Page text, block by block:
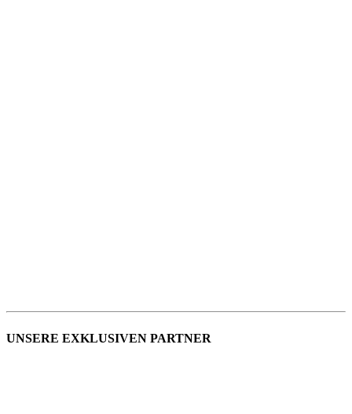
UNSERE EXKLUSIVEN PARTNER